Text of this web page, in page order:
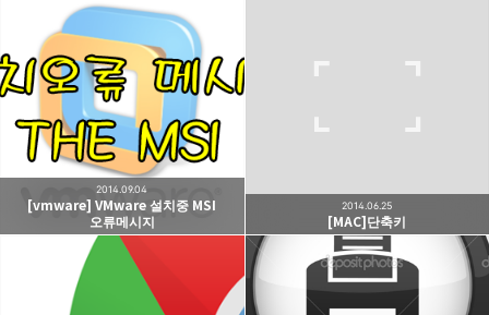
www.earthhero.me
지구를 지켜야되는데 어른이 되어서 바쁘네요.
구독하기
카카오톡
카카오스토리 네이버 블로그
[vmware] VMware 설치중 MSI
오류메시지
2014.09.04
[MAC]단축키
2014.06.25